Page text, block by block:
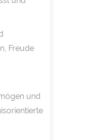
Freude
und